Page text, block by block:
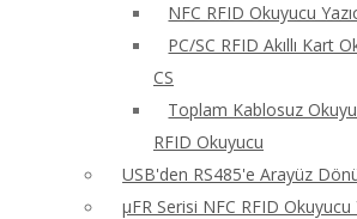
NFC RFID Okuyucu
PC/SC RFID Akıllı Kart
CS
Toplam Kablosuz
RFID Okuyucu
USB'den RS485'e Arayüz
μFR Serisi NFC RFID Okuyucu